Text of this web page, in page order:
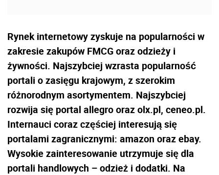
Rynek internetowy zyskuje na popularności w
zakresie zakupów FMCG oraz odzieży i
żywności. Najszybciej wzrasta popularność
portali o zasięgu krajowym, z szerokim
różnorodnym asortymentem. Najszybciej
rozwija się portal allegro oraz olx.pl, ceneo.pl.
Internauci coraz częściej interesują się
portalami zagranicznymi: amazon oraz ebay.
Wysokie zainteresowanie utrzymuje się dla
portali handlowych – odzież i dodatki. Na